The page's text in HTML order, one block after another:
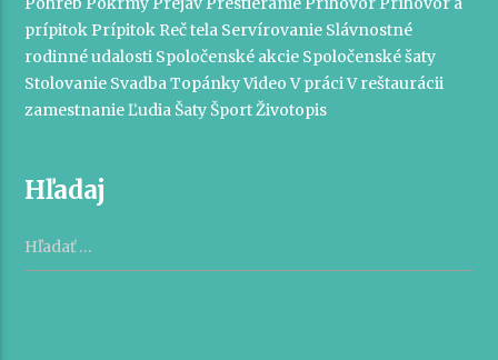
prípitok Prípitok Reč tela Servírovanie Slávnostné
rodinné udalosti Spoločenské akcie Spoločenské šaty
Stolovanie SvadbaTopánkyVideo V práciV reštaurácii
zamestnanieĽudia Šaty ŠportŽivotopis
Hľadaj